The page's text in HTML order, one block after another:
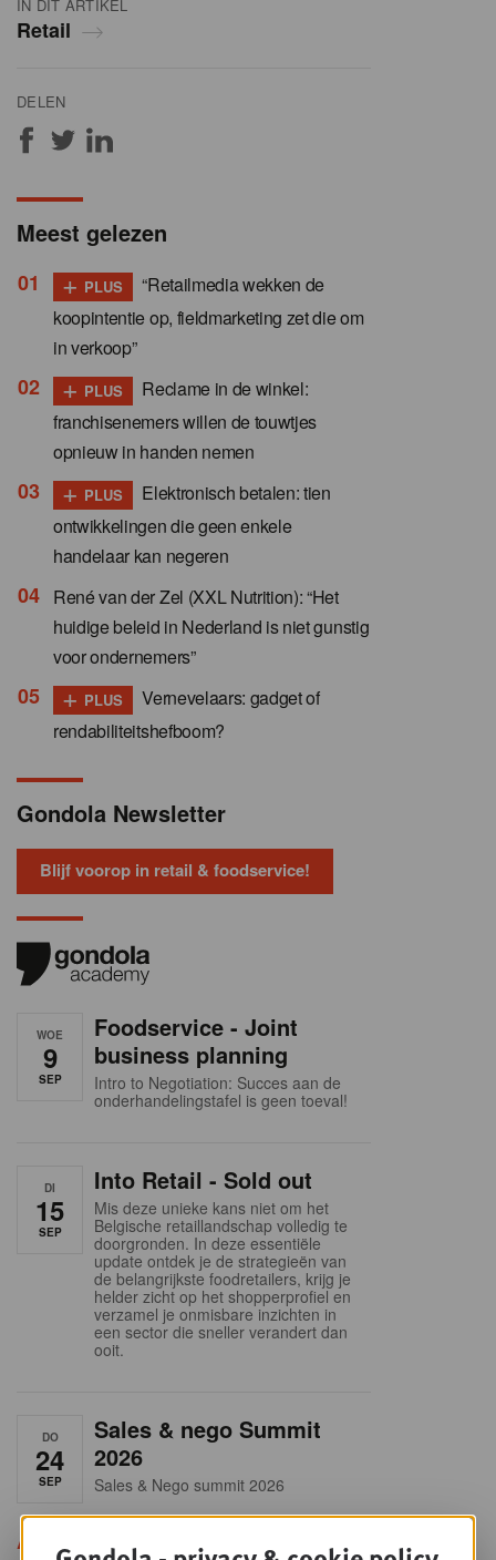
IN DIT ARTIKEL
Retail
DELEN
Meest gelezen
+ PLUS
“Retailmedia wekken de
koopintentie op, fieldmarketing zet die om
in verkoop”
+ PLUS
Reclame in de winkel:
franchisenemers willen de touwtjes
opnieuw in handen nemen
+ PLUS
Elektronisch betalen: tien
ontwikkelingen die geen enkele
handelaar kan negeren
René van der Zel (XXL Nutrition): “Het
huidige beleid in Nederland is niet gunstig
voor ondernemers”
+ PLUS
Vernevelaars: gadget of
rendabiliteitshefboom?
Gondola Newsletter
Blijf voorop in retail & foodservice!
WOE
9
SEP
Foodservice - Joint
business planning
Intro to Negotiation: Succes aan de
onderhandelingstafel is geen toeval!
DI
15
SEP
Into Retail - Sold out
Mis deze unieke kans niet om het
Belgische retaillandschap volledig te
doorgronden. In deze essentiële
update ontdek je de strategieën van
de belangrijkste foodretailers, krijg je
helder zicht op het shopperprofiel en
verzamel je onmisbare inzichten in
een sector die sneller verandert dan
ooit.
DO
24
SEP
Sales & nego Summit
2026
Sales & Nego summit 2026
Alle opleidingen